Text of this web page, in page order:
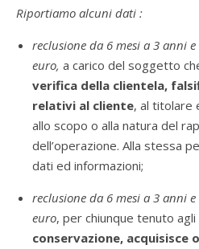
Riportiamo alcuni dati :
reclusione da 6 mesi a 3 anni
euro, a carico del soggetto
verifica della clientela,
relativi al cliente, al titolare
allo scopo o alla natura del
dell’operazione. Alla stessa
dati ed informazioni;
reclusione da 6 mesi a 3 anni
euro, per chiunque tenuto agli
conservazione, acquisisce